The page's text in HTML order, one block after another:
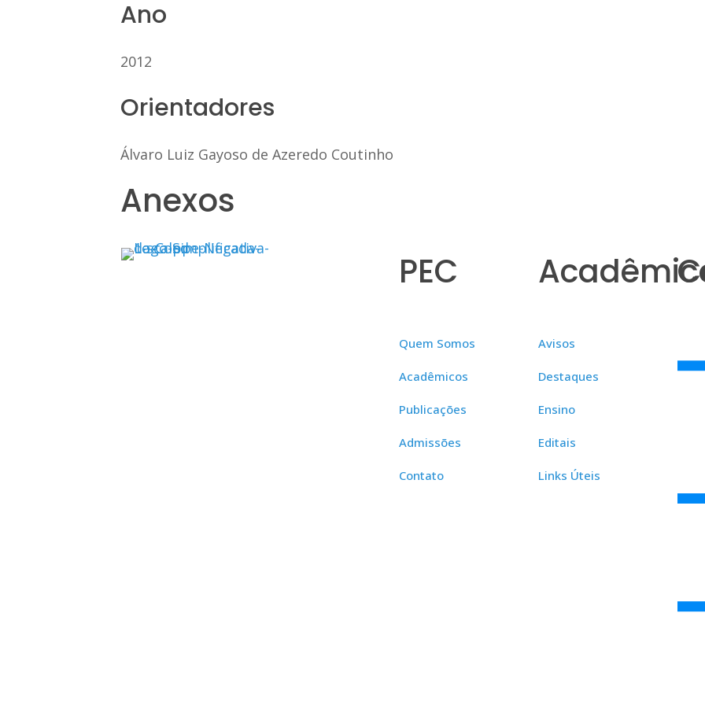
Ano
2012
Orientadores
Álvaro Luiz Gayoso de Azeredo Coutinho
Anexos
PEC
Quem Somos
Acadêmicos
Publicações
Admissões
Contato
Avisos
Destaques
Ensino
Editais
Links Úteis